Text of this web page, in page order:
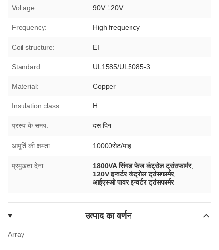
Voltage: 90V 120V
Frequency: High frequency
Coil structure: EI
Standard: UL1585/UL5085-3
Material: Copper
Insulation class: H
प्रसव के समय: दस दिन
आपूर्ति की क्षमता: 10000सेट/माह
प्रमुखता देना: 1800VA सिंगल फेज कंट्रोल ट्रांसफार्मर,
120V इन्वर्टर कंट्रोल ट्रांसफार्मर,
आईएसओ पावर इन्वर्टर ट्रांसफार्मर
उत्पाद का वर्णन
Array